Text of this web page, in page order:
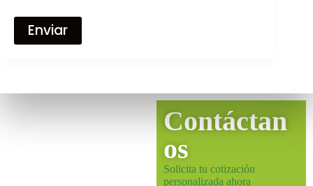
Enviar
Contáctan
os
Solicita tu cotización
personalizada ahora